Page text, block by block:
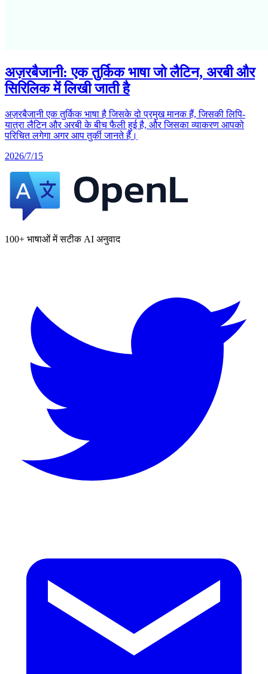
अज़रबैजानी: एक तुर्किक भाषा जो लैटिन, अरबी और
सिरिलिक में लिखी जाती है
अज़रबैजानी एक तुर्किक भाषा है जिसके दो प्रमुख मानक हैं, जिसकी लिपि-
यात्रा लैटिन और अरबी के बीच फैली हुई है, और जिसका व्याकरण आपको
परिचित लगेगा अगर आप तुर्की जानते हैं।
2026/7/15
100+ भाषाओं में सटीक AI अनुवाद